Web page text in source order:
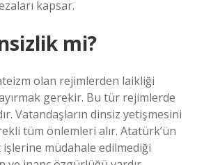
kapsar.
mi?
olan rejimlerden laikliği
gerekir. Bu tür rejimlerde
Vatandaşların dinsiz yetişmesini
tüm önlemleri alır. Atatürk’ün
müdahale edilmediği